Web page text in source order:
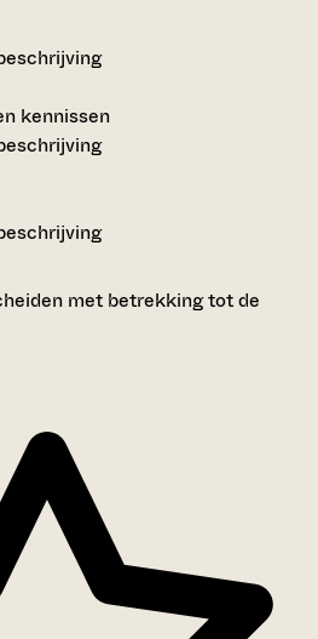
kennissen
met betrekking tot de